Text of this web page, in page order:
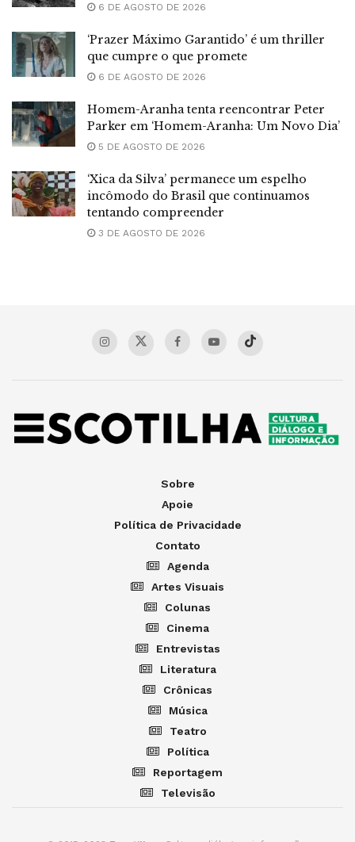
6 DE AGOSTO DE 2026
‘Prazer Máximo Garantido’ é um thriller
que cumpre o que promete
6 DE AGOSTO DE 2026
Homem-Aranha tenta reencontrar Peter
Parker em ‘Homem-Aranha: Um Novo Dia’
5 DE AGOSTO DE 2026
‘Xica da Silva’ permanece um espelho
incômodo do Brasil que continuamos
tentando compreender
3 DE AGOSTO DE 2026
Sobre
Apoie
Política de Privacidade
Contato
Agenda
Artes Visuais
Colunas
Cinema
Entrevistas
Literatura
Crônicas
Música
Teatro
Política
Reportagem
Televisão